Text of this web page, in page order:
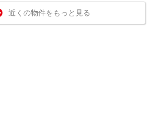
近くの物件をもっと見る